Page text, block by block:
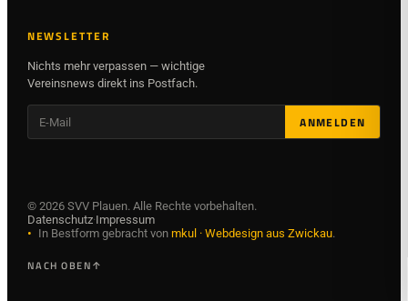
NEWSLETTER
Nichts mehr verpassen — wichtige
Vereinsnews direkt ins Postfach.
ANMELDEN
© 2026SVV Plauen. Alle Rechte vorbehalten.
Datenschutz·Impressum
• In Bestform gebracht von mkul · Webdesign aus Zwickau.
NACH OBEN↑